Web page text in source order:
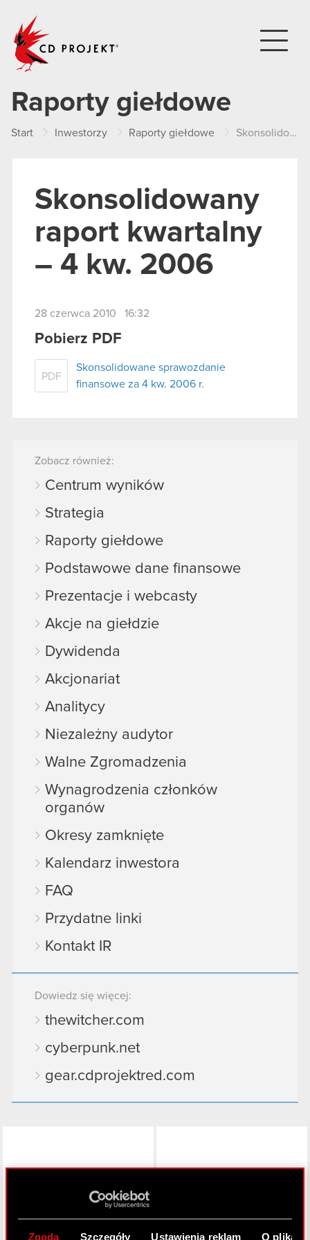
Zgoda Szczegóły Ustawienia reklam O
Raporty giełdowe
Start Inwestorzy Raporty giełdowe Skonsolidowany raport kwartalny – 4 kw. 2006
Skonsolidowany
raport kwartalny
– 4 kw. 2006
28 czerwca 2010 16:32
Pobierz PDF
PDF
Skonsolidowane sprawozdanie
finansowe za 4 kw. 2006 r.
Zobacz również:
Centrum wyników
Strategia
Raporty giełdowe
Podstawowe dane finansowe
Prezentacje i webcasty
Akcje na giełdzie
Dywidenda
Akcjonariat
Analitycy
Niezależny audytor
Walne Zgromadzenia
Wynagrodzenia członków
organów
Okresy zamknięte
Kalendarz inwestora
FAQ
Przydatne linki
Kontakt IR
Dowiedz się więcej:
thewitcher.com
cyberpunk.net
gear.cdprojektred.com